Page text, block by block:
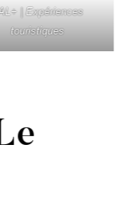
| Expériences
touristiques